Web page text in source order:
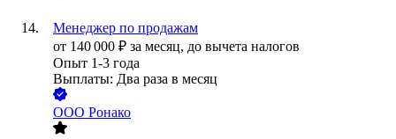
Менеджер по продажам
от 140 000 ₽ за месяц, до вычета налогов
Опыт 1-3 года
Выплаты: Два раза в месяц
ООО Ронако